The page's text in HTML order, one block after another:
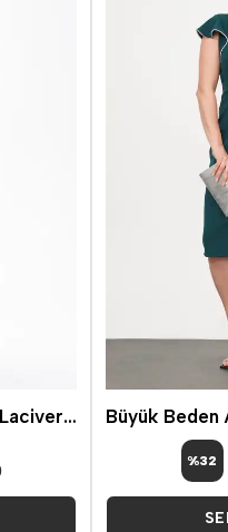
Örümcek Dantel Midi Boy Lacivert Elbise
%32